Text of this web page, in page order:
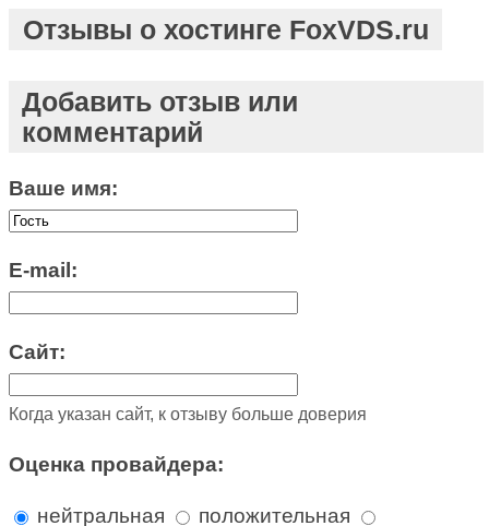
Отзывы о хостинге FoxVDS.ru
Добавить отзыв или
комментарий
Ваше имя:
E-mail:
Сайт:
Когда указан сайт, к отзыву больше доверия
Оценка провайдера:
нейтральная положительная